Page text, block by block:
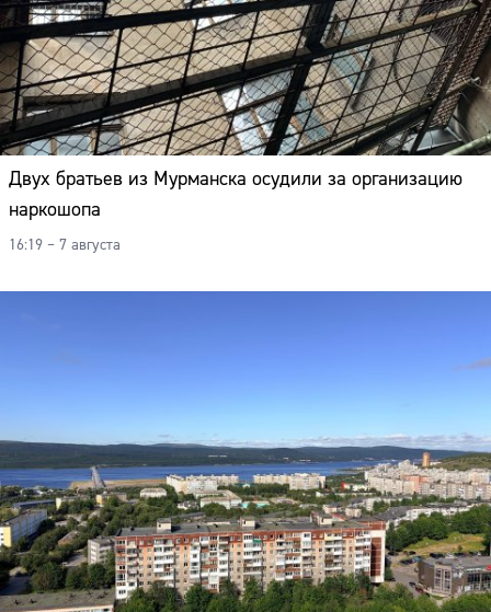
Двух братьев из Мурманска осудили за организацию
наркошопа
16:19 – 7 августа
Сайт: